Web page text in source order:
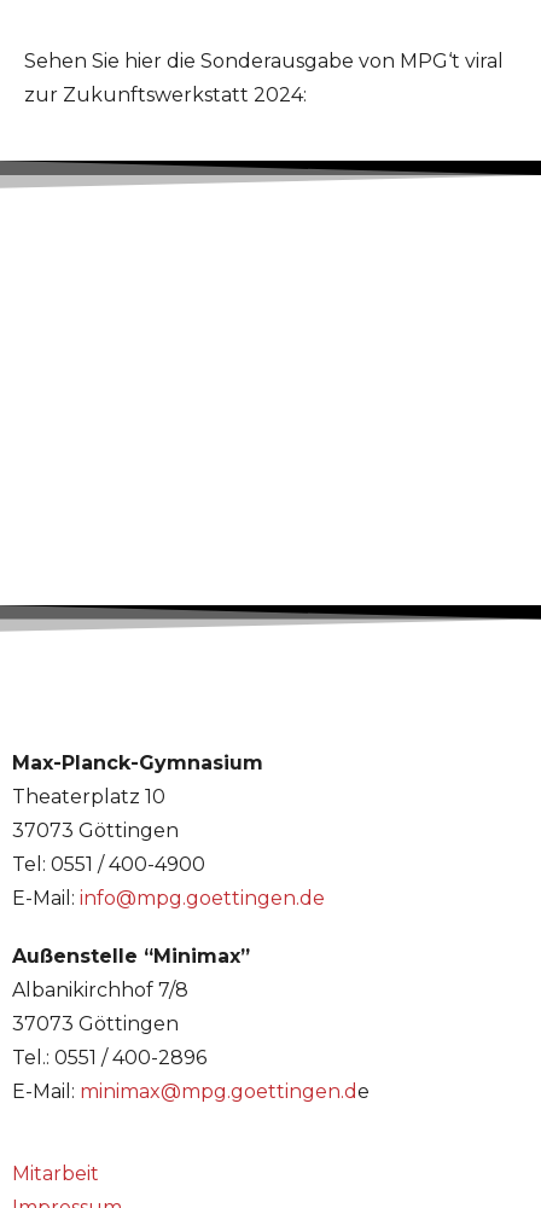
Sehen Sie hier die Sonderausgabe von MPG‘t viral
zur Zukunftswerkstatt 2024:
Max-Planck-Gymnasium
Theaterplatz 10
37073 Göttingen
Tel: 0551 / 400-4900
E-Mail: info@mpg.goettingen.de
Außenstelle “Minimax”
Albanikirchhof 7/8
37073 Göttingen
Tel.: 0551 / 400-2896
E-Mail: minimax@mpg.goettingen.de
Mitarbeit